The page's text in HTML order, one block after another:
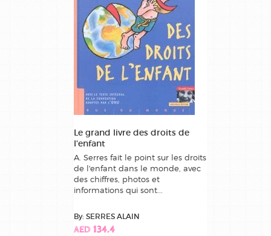
Le grand livre des droits de
l'enfant
A. Serres fait le point sur les droits
de l'enfant dans le monde, avec
des chiffres, photos et
informations qui sont...
By: SERRES ALAIN
AED 134.4